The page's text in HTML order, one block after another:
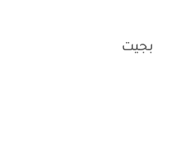
بجيت